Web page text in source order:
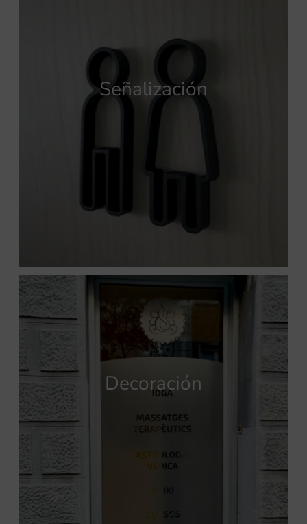
Señalización
Decoración